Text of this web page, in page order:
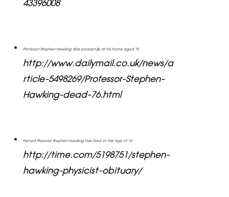
43396008
http://www.dailymail.co.uk/news/a
rticle-5498269/Professor-Stephen-
Hawking-dead-76.html
http://time.com/5198751/stephen-
hawking-physicist-obituary/